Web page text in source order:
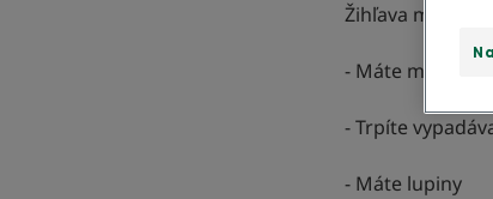
Žihľava má
- Máte mastnú
- Trpíte
- Máte lupiny